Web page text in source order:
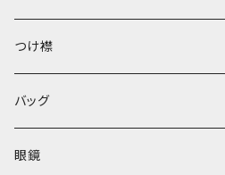
ベレー帽
つけ襟
バッグ
眼鏡